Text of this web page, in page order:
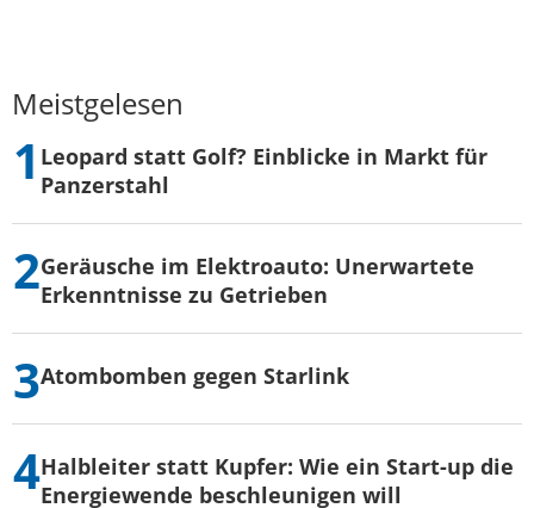
Meistgelesen
Leopard statt Golf? Einblicke in Markt für
Panzerstahl
Geräusche im Elektroauto: Unerwartete
Erkenntnisse zu Getrieben
Atombomben gegen Starlink
Halbleiter statt Kupfer: Wie ein Start-up die
Energiewende beschleunigen will